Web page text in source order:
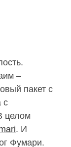
–
пакет с
с
целом
. И
Фумари.